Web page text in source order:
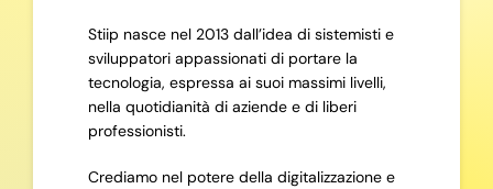
Stiip nasce nel 2013 dall’idea di sistemisti e
sviluppatori appassionati di portare la
tecnologia, espressa ai suoi massimi livelli,
nella quotidianità di aziende e di liberi
professionisti.
Crediamo nel potere della digitalizzazione e